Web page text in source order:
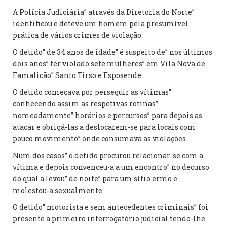
A Polícia Judiciária” através da Diretoria do Norte”
identificou e deteve um homem pela presumível
prática de vários crimes de violação.
O detido” de 34 anos de idade” é suspeito de” nos últimos
dois anos” ter violado sete mulheres” em Vila Nova de
Famalicão” Santo Tirso e Esposende.
O detido começava por perseguir as vítimas”
conhecendo assim as respetivas rotinas”
nomeadamente” horários e percursos” para depois as
atacar e obrigá-las a deslocarem-se para locais com
pouco movimento” onde consumava as violações.
Num dos casos” o detido procurou relacionar-se com a
vítima e depois convenceu-a a um encontro” no decurso
do qual a levou” de noite” para um sítio ermo e
molestou-a sexualmente.
O detido” motorista e sem antecedentes criminais” foi
presente a primeiro interrogatório judicial tendo-lhe